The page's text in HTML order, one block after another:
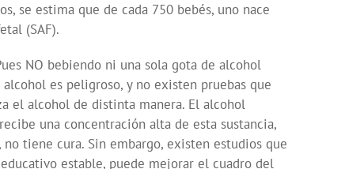
se estima que de cada 750 bebés, uno nace
(SAF).
NO bebiendo ni una sola gota de alcohol
es peligroso, y no existen pruebas que
el alcohol de distinta manera. El alcohol
una concentración alta de esta sustancia,
tiene cura. Sin embargo, existen estudios que
estable, puede mejorar el cuadro del